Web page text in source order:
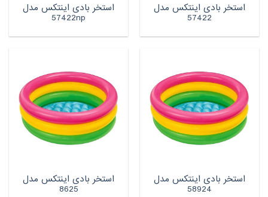
استخر بادی اینتکس مدل
57422
استخر بادی اینتکس مدل
57422np
استخر بادی اینتکس مدل
58924
استخر بادی اینتکس مدل
8625